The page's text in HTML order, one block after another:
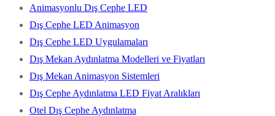
Animasyonlu Dış Cephe LED
Dış Cephe LED Animasyon
Dış Cephe LED Uygulamaları
Dış Mekan Aydınlatma Modelleri ve Fiyatları
Dış Mekan Animasyon Sistemleri
Dış Cephe Aydınlatma LED Fiyat Aralıkları
Otel Dış Cephe Aydınlatma